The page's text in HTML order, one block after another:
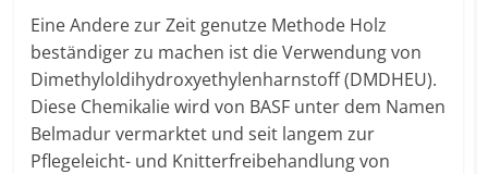
Eine Andere zur Zeit genutze Methode Holz
beständiger zu machen ist die Verwendung von
Dimethyloldihydroxyethylenharnstoff (DMDHEU).
Diese Chemikalie wird von BASF unter dem Namen
Belmadur vermarktet und seit langem zur
Pflegeleicht- und Knitterfreibehandlung von